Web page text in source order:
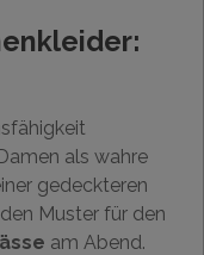
als wahre
gedeckteren
Muster für den
am Abend.